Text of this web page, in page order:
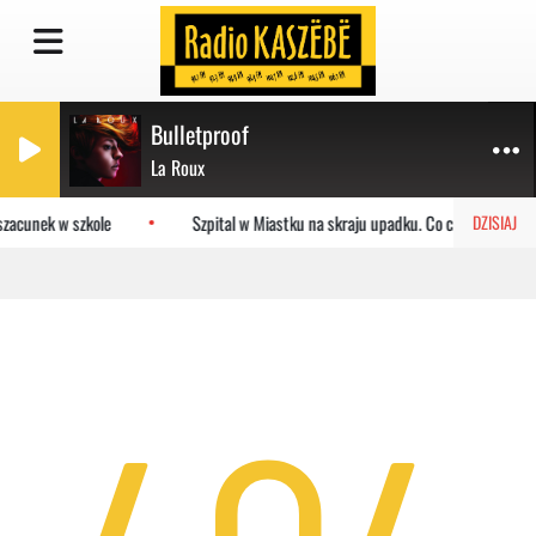
Bulletproof
La Roux
DZISIAJ
w szkole Szpital w Miastku na skraju upadku. Co czeka